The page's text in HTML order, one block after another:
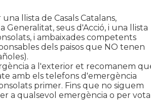
llista de Casals Catalans,
Generalitat, seus d'Acció, i una llista
i ambaixades competents
dels paisos que NO tenen
a l'exterior et recomanem
amb els telefons d'emergència
primer. Fins que no siguem
a qualsevol emergència o per